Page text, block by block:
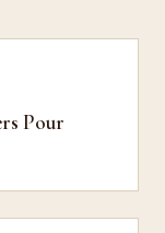
Pour